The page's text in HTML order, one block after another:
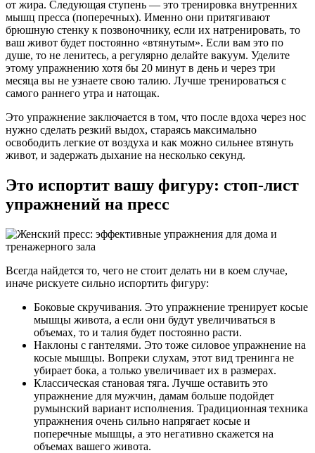
от жира. Следующая ступень — это тренировка внутренних
мышц пресса (поперечных). Именно они притягивают
брюшную стенку к позвоночнику, если их натренировать, то
ваш живот будет постоянно «втянутым». Если вам это по
душе, то не ленитесь, а регулярно делайте вакуум. Уделите
этому упражнению хотя бы 20 минут в день и через три
месяца вы не узнаете свою талию. Лучше тренироваться с
самого раннего утра и натощак.
Это упражнение заключается в том, что после вдоха через нос
нужно сделать резкий выдох, стараясь максимально
освободить легкие от воздуха и как можно сильнее втянуть
живот, и задержать дыхание на несколько секунд.
Это испортит вашу фигуру: стоп-лист
упражнений на пресс
Всегда найдется то, чего не стоит делать ни в коем случае,
иначе рискуете сильно испортить фигуру:
Боковые скручивания. Это упражнение тренирует косые
мышцы живота, а если они будут увеличиваться в
объемах, то и талия будет постоянно расти.
Наклоны с гантелями. Это тоже силовое упражнение на
косые мышцы. Вопреки слухам, этот вид тренинга не
убирает бока, а только увеличивает их в размерах.
Классическая становая тяга. Лучше оставить это
упражнение для мужчин, дамам больше подойдет
румынский вариант исполнения. Традиционная техника
упражнения очень сильно напрягает косые и
поперечные мышцы, а это негативно скажется на
объемах вашего живота.